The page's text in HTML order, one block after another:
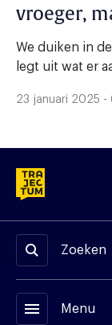
vroeger,
We duiken in
legt uit wat er
23 januari 2025 -
Zoeken
menu Menu